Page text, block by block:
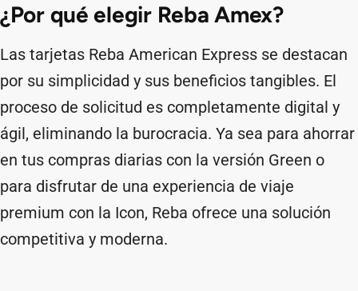
¿Por qué elegir Reba Amex?
Las tarjetas Reba American Express se destacan
por su simplicidad y sus beneficios tangibles. El
proceso de solicitud es completamente digital y
ágil, eliminando la burocracia. Ya sea para ahorrar
en tus compras diarias con la versión Green o
para disfrutar de una experiencia de viaje
premium con la Icon, Reba ofrece una solución
competitiva y moderna.